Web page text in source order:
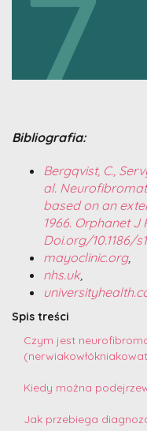
Bibliografia:
Bergqvist, C.,
al.
based on an
1966. Orphanet J
Doi.org/10.1186/
mayoclinic.org,
nhs.uk,
Spis treści
Czym jest
Kiedy można
Jak przebiega